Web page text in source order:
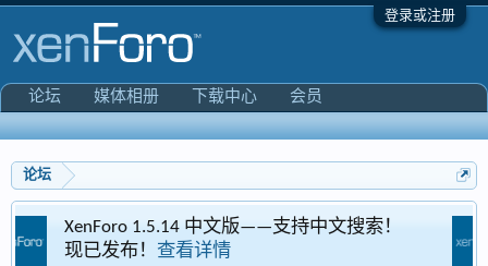
登录或注册
论坛
中文版——支持中文搜索！
看详情
Xenforo 爱好
论坛 媒体相册 下载中心 会员